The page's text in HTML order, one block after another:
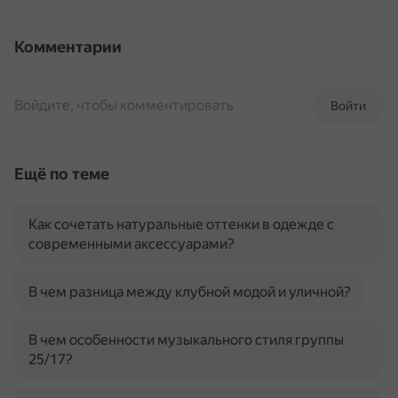
Комментарии
Войти
Войдите, чтобы комментировать
Ещё по теме
Как сочетать натуральные оттенки в одежде с
современными аксессуарами?
В чем разница между клубной модой и уличной?
В чем особенности музыкального стиля группы
25/17?